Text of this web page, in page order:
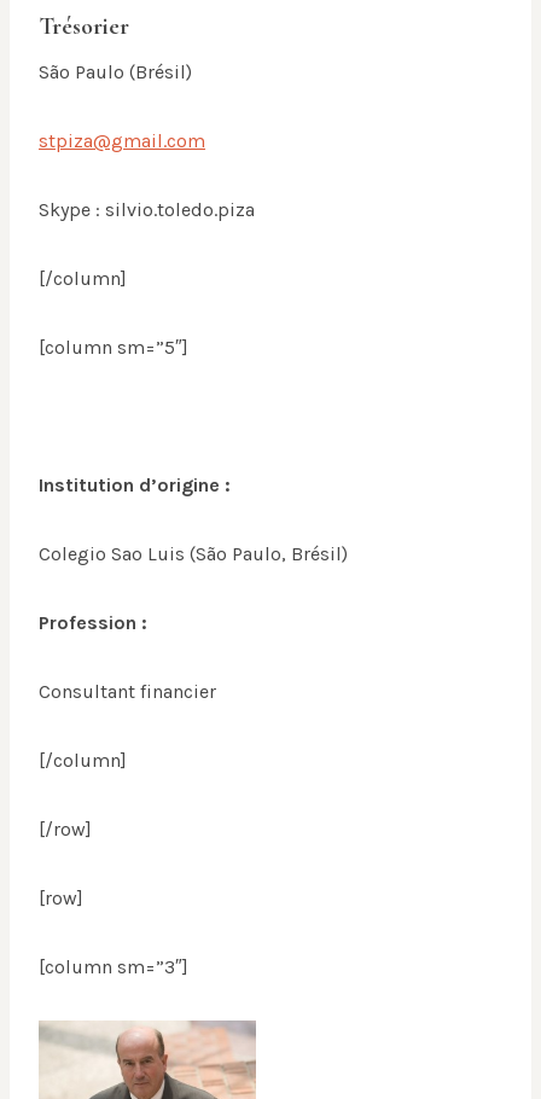
Trésorier
São Paulo (Brésil)
stpiza@gmail.com
Skype : silvio.toledo.piza
[/column]
[column sm=”5″]
Institution d’origine :
Colegio Sao Luis (São Paulo, Brésil)
Profession :
Consultant financier
[/column]
[/row]
[row]
[column sm=”3″]